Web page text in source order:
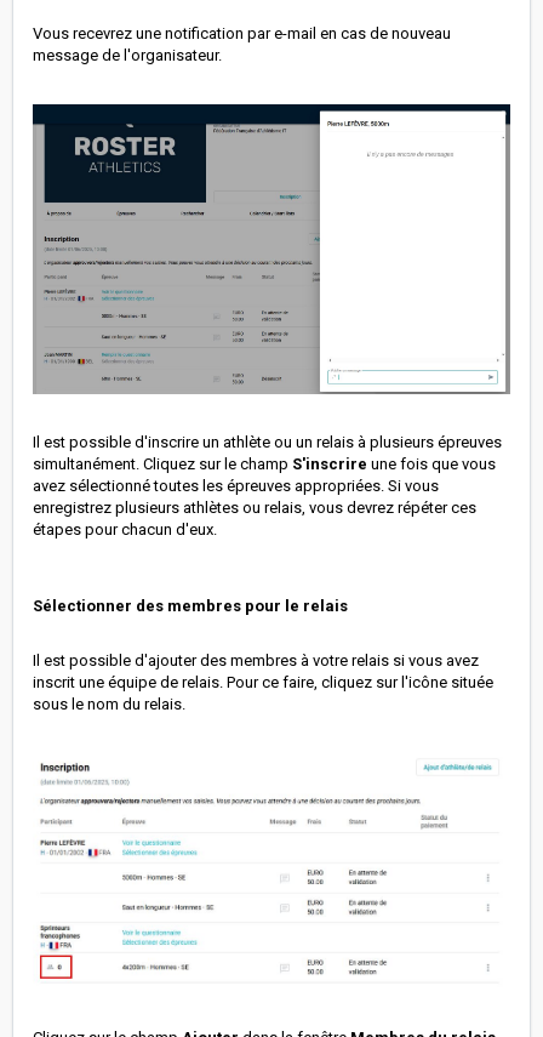
Vous recevrez une notification par e-mail en cas de nouveau
message de l'organisateur.
Il est possible d'inscrire un athlète ou un relais à plusieurs épreuves
simultanément. Cliquez sur le champ S'inscrire une fois que vous
avez sélectionné toutes les épreuves appropriées. Si vous
enregistrez plusieurs athlètes ou relais, vous devrez répéter ces
étapes pour chacun d'eux.
Sélectionner des membres pour le relais
Il est possible d'ajouter des membres à votre relais si vous avez
inscrit une équipe de relais. Pour ce faire, cliquez sur l'icône située
sous le nom du relais.